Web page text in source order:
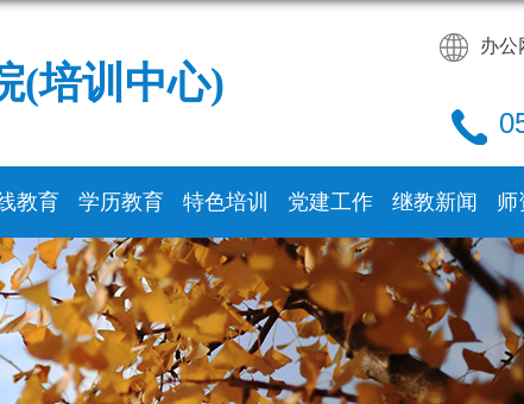
(培训中心)
办公
教育 学历教育 特色培训 党建工作 继教新闻 师